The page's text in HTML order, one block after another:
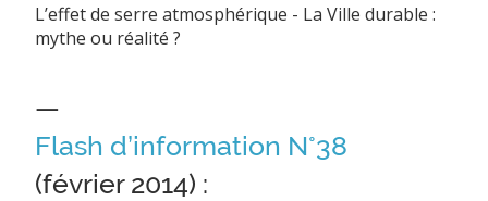
L’effet de serre atmosphérique - La Ville durable :
mythe ou réalité ?
—
Flash d’information N°38
(février 2014) :